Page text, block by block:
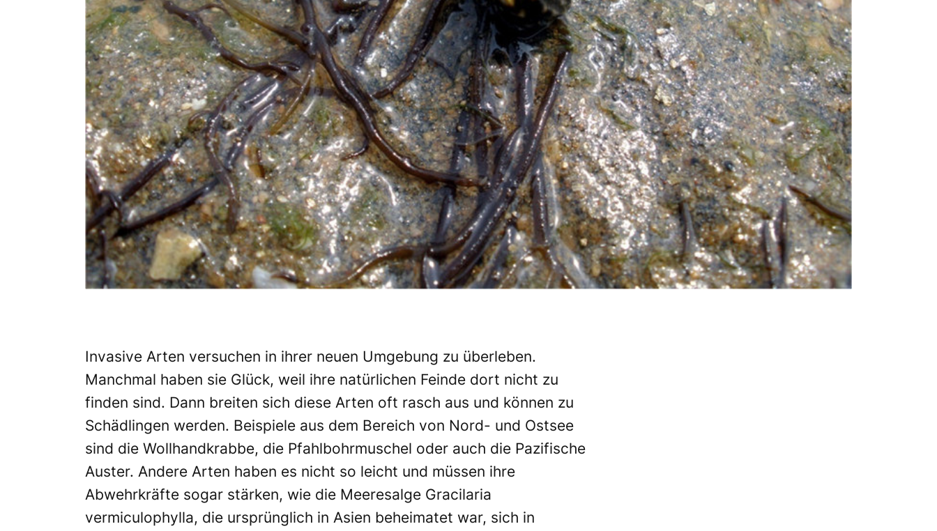
Invasive Arten versuchen in ihrer neuen Umgebung zu überleben.
Manchmal haben sie Glück, weil ihre natürlichen Feinde dort nicht zu
finden sind. Dann breiten sich diese Arten oft rasch aus und können zu
Schädlingen werden. Beispiele aus dem Bereich von Nord- und Ostsee
sind die Wollhandkrabbe, die Pfahlbohrmuschel oder auch die Pazifische
Auster. Andere Arten haben es nicht so leicht und müssen ihre
Abwehrkräfte sogar stärken, wie die Meeresalge Gracilaria
vermiculophylla, die ursprünglich in Asien beheimatet war, sich in